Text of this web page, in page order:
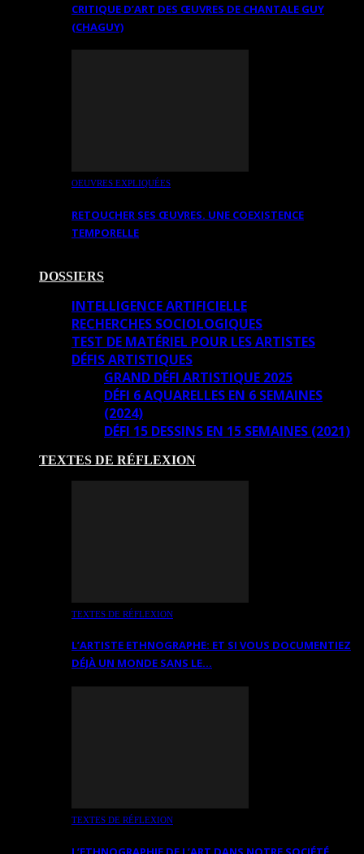
CRITIQUE D’ART DES ŒUVRES DE CHANTALE GUY
(CHAGUY)
OEUVRES EXPLIQUÉES
RETOUCHER SES ŒUVRES. UNE COEXISTENCE
TEMPORELLE
DOSSIERS
INTELLIGENCE ARTIFICIELLE
RECHERCHES SOCIOLOGIQUES
TEST DE MATÉRIEL POUR LES ARTISTES
DÉFIS ARTISTIQUES
GRAND DÉFI ARTISTIQUE 2025
DÉFI 6 AQUARELLES EN 6 SEMAINES
(2024)
DÉFI 15 DESSINS EN 15 SEMAINES (2021)
TEXTES DE RÉFLEXION
TEXTES DE RÉFLEXION
L’ARTISTE ETHNOGRAPHE: ET SI VOUS DOCUMENTIEZ
DÉJÀ UN MONDE SANS LE…
TEXTES DE RÉFLEXION